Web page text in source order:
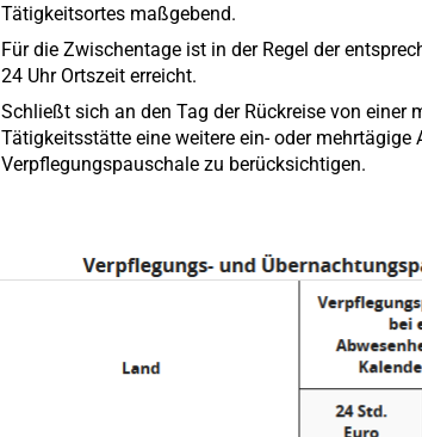
Tätigkeitsortes maßgebend.
Für die Zwischentage ist in der Regel der
24 Uhr Ortszeit erreicht.
Schließt sich an den Tag der Rückreise von
Tätigkeitsstätte eine weitere ein- oder
Verpflegungspauschale zu berücksichtigen.